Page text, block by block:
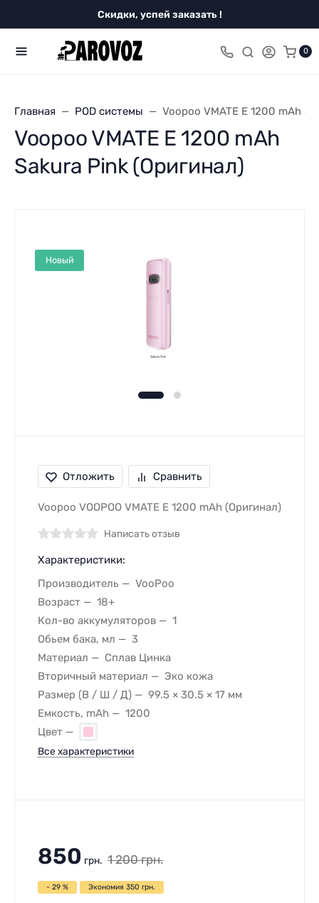
Скидки, успей заказать !
0
Главная POD системы Voopoo VMATE E 1200 mAh
Voopoo VMATE E 1200 mAh
Sakura Pink (Оригинал)
Новый
Отложить Сравнить
Voopoo VOOPOO VMATE E 1200 mAh (Оригинал)
Написать отзыв
Характеристики:
Производитель
VooPoo
Возраст
18+
Кол-во аккумуляторов
1
Обьем бака, мл
3
Материал
Сплав Цинка
Вторичный материал
Эко кожа
Размер (В / Ш / Д)
99.5 × 30.5 × 17 мм
Емкость, mAh
1200
Цвет
Все характеристики
850 грн. 1 200 грн.
- 29 % Экономия 350 грн.